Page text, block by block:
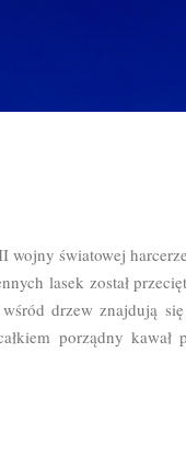
wojny światowej
lasek został
drzew znajdują
porządny